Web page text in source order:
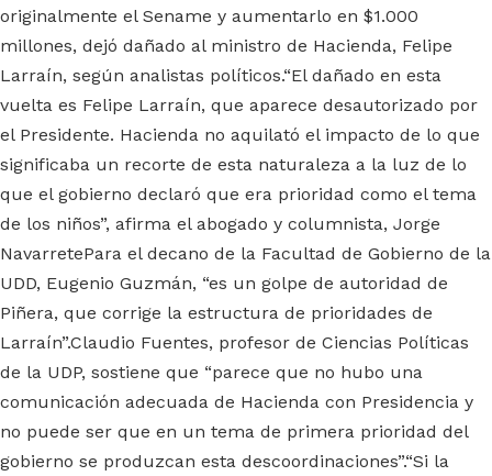
originalmente el Sename y aumentarlo en $1.000
millones, dejó dañado al ministro de Hacienda, Felipe
Larraín, según analistas políticos.“El dañado en esta
vuelta es Felipe Larraín, que aparece desautorizado por
el Presidente. Hacienda no aquilató el impacto de lo que
significaba un recorte de esta naturaleza a la luz de lo
que el gobierno declaró que era prioridad como el tema
de los niños”, afirma el abogado y columnista, Jorge
NavarretePara el decano de la Facultad de Gobierno de la
UDD, Eugenio Guzmán, “es un golpe de autoridad de
Piñera, que corrige la estructura de prioridades de
Larraín”.Claudio Fuentes, profesor de Ciencias Políticas
de la UDP, sostiene que “parece que no hubo una
comunicación adecuada de Hacienda con Presidencia y
no puede ser que en un tema de primera prioridad del
gobierno se produzcan esta descoordinaciones”.“Si la